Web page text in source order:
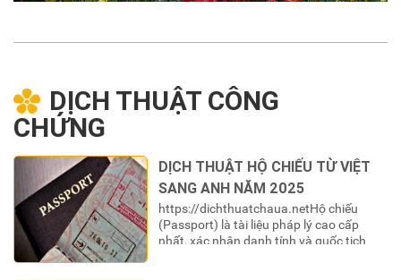
DỊCH THUẬT CÔNG
CHỨNG
DỊCH THUẬT HỘ CHIẾU TỪ VIỆT
SANG ANH NĂM 2025
https://dichthuatchaua.netHộ chiếu
(Passport) là tài liệu pháp lý cao cấp
nhất, xác nhận danh tính và quốc tịch